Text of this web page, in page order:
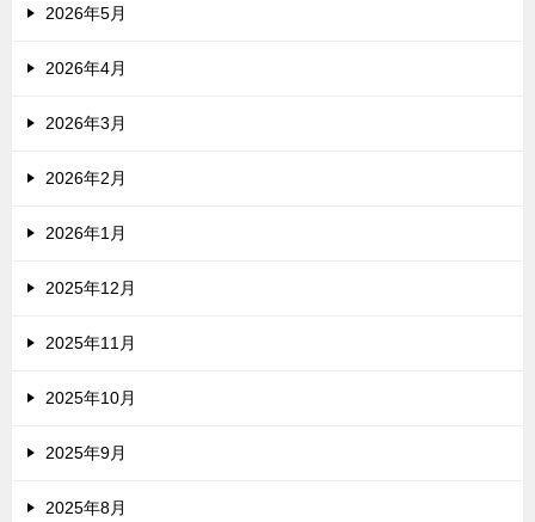
2026年5月
2026年4月
2026年3月
2026年2月
2026年1月
2025年12月
2025年11月
2025年10月
2025年9月
2025年8月